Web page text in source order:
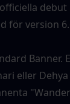
för version
Banner.
eller